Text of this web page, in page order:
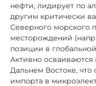
нефти, лидирует по
другим критически
Северного морского
месторождений
позиции в
Активно
Дальнем Востоке, что
импорта в